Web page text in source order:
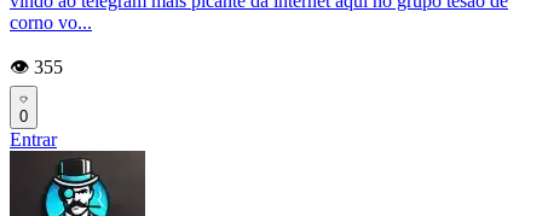
corno vo...
👁️ 355
0
Entrar